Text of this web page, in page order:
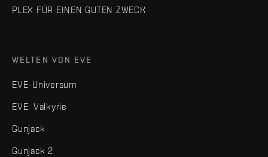
PLEX FÜR EINEN GUTEN ZWECK
WELTEN VON EVE
EVE-Universum
EVE: Valkyrie
Gunjack
Gunjack 2